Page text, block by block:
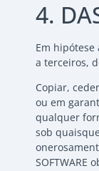
4.
Em hipótese
a terceiros,
Copiar,
ou em
qualquer
sob
SOFTWARE